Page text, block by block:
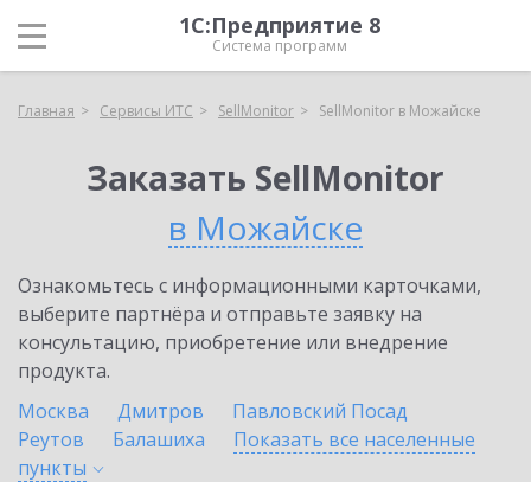
1С:Предприятие 8
Система программ
Главная Сервисы ИТС SellMonitor SellMonitor в Можайске
Заказать SellMonitor
в Можайске
Ознакомьтесь с информационными карточками,
выберите партнёра и отправьте заявку на
консультацию, приобретение или внедрение
продукта.
Москва
Дмитров
Павловский Посад
Реутов
Балашиха
Показать все населенные
пункты